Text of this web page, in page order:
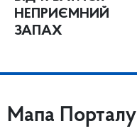
НЕПРИЄМНИЙ
ЗАПАХ
Мапа Порталу